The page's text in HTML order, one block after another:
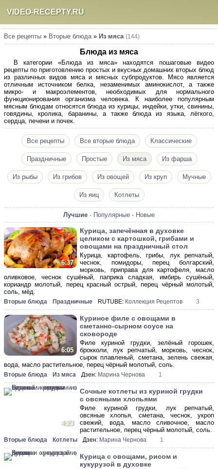
VIDEO-RECEPTY.RU
Все рецепты » Вторые блюда» Из мяса (144)
Блюда из мяса
В категории «Блюда из мяса» находятся пошаговые видео
рецепты по приготовлению простых и вкусных домашних вторых блюд
из различных видов мяса и мясных субпродуктов. Мясо является
отличным источником белка, незаменимых аминокислот, а также
микро- и макроэлементов, необходимых для нормального
функционирования организма человека. К наиболее популярным
мясным блюдам относятся блюда из курицы, индейки, утки, свинины,
говядины, кролика, баранины, а также блюда из языка, лёгкого,
сердца, печени и почек.
Все рецепты Все вторые блюда Классические
Праздничные Простые Из мяса Из фарша
Из рыбы Из грибов Из овощей Из круп Мучные
Из яиц Котлеты
Лучшие · Популярные · Новые
6:37
Курица, запечённая в духовке
целиком с картошкой, грибами и
овощами на праздничный стол
Курица, картофель, грибы, лук репчатый,
чеснок, помидоры, перец болгарский,
морковь, приправа для картофеля, масло
оливковое, чеснок сушёный, паприка сладкая, имбирь сушёный,
кориандр молотый, перец красный острый, перец чёрный молотый,
соль, мёд.
Вторые блюда Праздничные RUTUBE: Коллекция Рецептов 3
6:05
Куриное филе с овощами в
сметанно-сырном соусе на
сковороде
Филе куриной грудки, зелёный горошек,
брокколи, лук репчатый, морковь, чеснок,
сырок плавленый, сметана, зелень свежая,
вода, масло растительное, перец чёрный молотый, соль.
Вторые блюда Из мяса Дзен: Марина Чернова 1
4:23
Сочные котлеты из куриной грудки
с овсяными хлопьями
Филе куриной грудки, лук репчатый,
овсяные хлопья, сметана, чеснок, укроп
свежий, вода, масло сливочное, масло
растительное, перец чёрный молотый, соль.
Вторые блюда Котлеты Дзен: Марина Чернова 1
Курица с овощами, рисом и
кукурузой в духовке